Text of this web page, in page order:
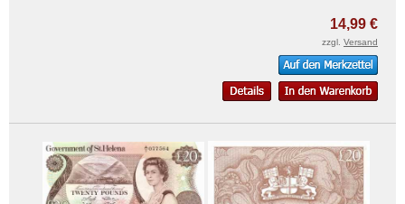
Privatsphäre und Datenschutz
Widerrufsbelehrung
14,99 €
zzgl. Versand